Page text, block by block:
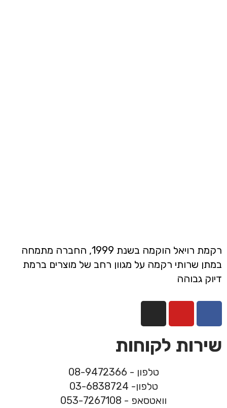
רקמת רויאל הוקמה בשנת 1999, החברה מתמחה
במתן שרותי רקמה על מגוון רחב של מוצרים ברמת
דיוק גבוהה
שירות לקוחות
טלפון - 08-9472366
טלפון- 03-6838724
וואטסאפ - 053-7267108